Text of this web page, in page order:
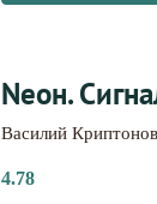
Nеон.
Василий Криптонов
4.78